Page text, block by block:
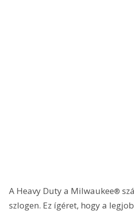
A Heavy Duty a Milwaukee®
szlogen. Ez ígéret, hogy a